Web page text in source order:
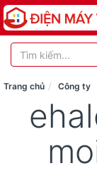
Trang chủ Công ty